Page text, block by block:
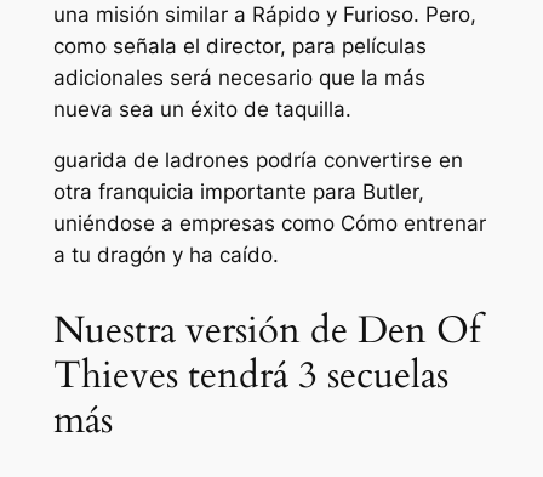
una misión similar a Rápido y Furioso. Pero,
como señala el director, para películas
adicionales será necesario que la más
nueva sea un éxito de taquilla.
guarida de ladrones podría convertirse en
otra franquicia importante para Butler,
uniéndose a empresas como Cómo entrenar
a tu dragón y ha caído.
Nuestra versión de Den Of
Thieves tendrá 3 secuelas
más